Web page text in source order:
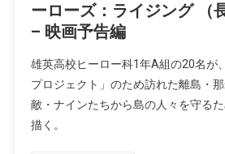
ーローズ：ライジング （
– 映画予告編
雄英高校ヒーロー科1年A組の20名が
プロジェクト」のため訪れた離島・
敵・ナインたちから島の人々を守る
描く。